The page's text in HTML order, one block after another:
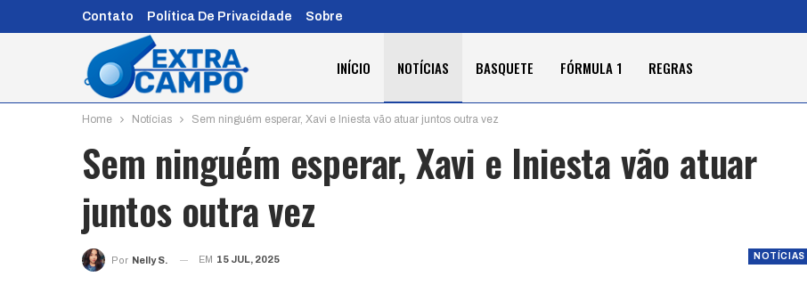
Contato Política De Privacidade Sobre
INÍCIO NOTÍCIAS BASQUETE FÓRMULA 1 REGRAS
Home Notícias Sem ninguém esperar, Xavi e Iniesta vão atuar juntos outra vez
Sem ninguém esperar, Xavi e Iniesta vão atuar
juntos outra vez
NOTÍCIAS
Por Nelly S. EM 15 JUL, 2025